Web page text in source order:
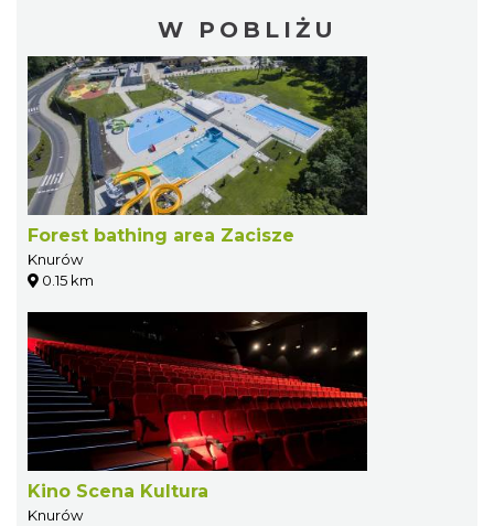
W POBLIŻU
Forest bathing area Zacisze
Knurów
0.15 km
Kino Scena Kultura
Knurów